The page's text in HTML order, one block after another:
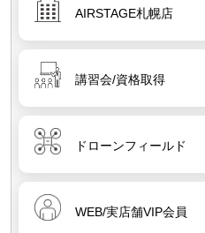
AIRSTAGE札幌店
講習会/資格取得
ドローンフィールド
WEB/実店舗VIP会員